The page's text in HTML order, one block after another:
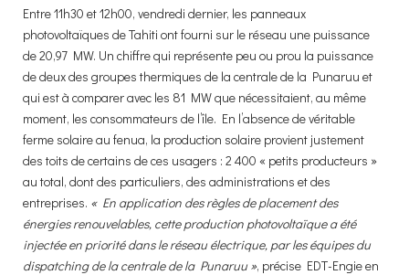
Entre 11h30 et 12h00, vendredi dernier, les panneaux
photovoltaïques de Tahiti ont fourni sur le réseau une puissance
de 20,97 MW. Un chiffre qui représente peu ou prou la puissance
de deux des groupes thermiques de la centrale de la Punaruu et
qui est à comparer avec les 81 MW que nécessitaient, au même
moment, les consommateurs de l’île. En l’absence de véritable
ferme solaire au fenua, la production solaire provient justement
des toits de certains de ces usagers : 2 400 « petits producteurs »
au total, dont des particuliers, des administrations et des
entreprises. « En application des règles de placement des
énergies renouvelables, cette production photovoltaïque a été
injectée en priorité dans le réseau électrique, par les équipes du
dispatching de la centrale de la Punaruu », précise EDT-Engie en